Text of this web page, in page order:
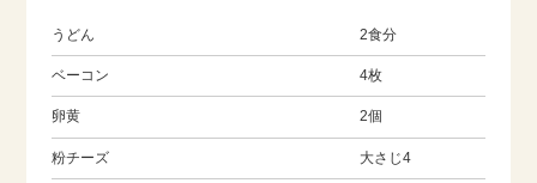
うどん 2食分
ベーコン 4枚
卵黄 2個
粉チーズ 大さじ4